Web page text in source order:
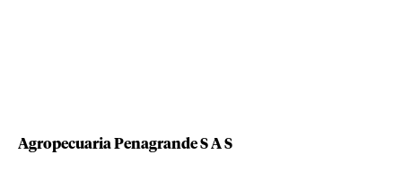
Agropecuaria Penagrande S A S